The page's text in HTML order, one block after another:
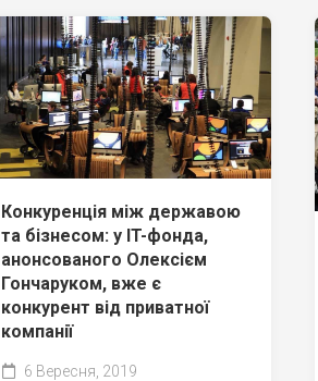
Конкуренція між державою
та бізнесом: у IT-фонда,
анонсованого Олексієм
Гончаруком, вже є
конкурент від приватної
компанії
6 Вересня, 2019